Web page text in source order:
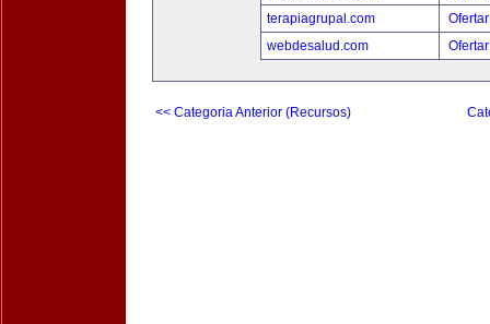
terapiagrupal.com
webdesalud.com
<< Categoria Anterior (Recursos)